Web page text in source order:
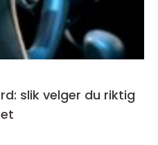
slik velger du riktig